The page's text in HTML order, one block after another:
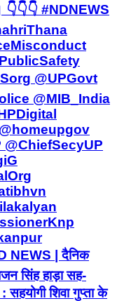
👇👇👇 #NDNEWS
@UPGovt
@MIB_India
@ChiefSecyUP
NEWS | दैनिक
सिंह हाड़ा सह-
सहयोगी शिवा गुप्ता के